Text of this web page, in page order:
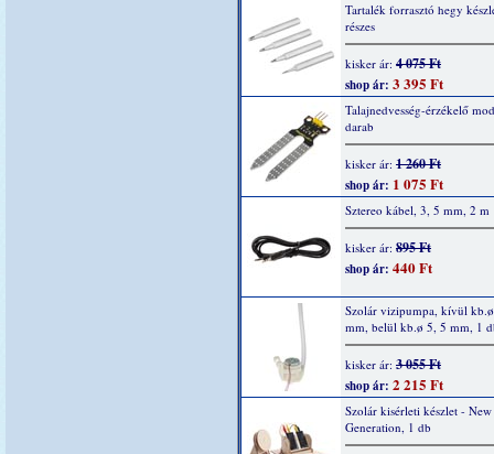
Tartalék forrasztó hegy
részes
kisker ár: 4 075 Ft
shop ár: 3 395 Ft
Talajnedvesség-érzékelő
darab
kisker ár: 1 260 Ft
shop ár: 1 075 Ft
Sztereo kábel, 3, 5 mm, 2 m
kisker ár: 895 Ft
shop ár: 440 Ft
Szolár vizipumpa, kívül
mm, belül kb.ø 5, 5 mm, 1
kisker ár: 3 055 Ft
shop ár: 2 215 Ft
Szolár kisérleti készlet - New
Generation, 1 db